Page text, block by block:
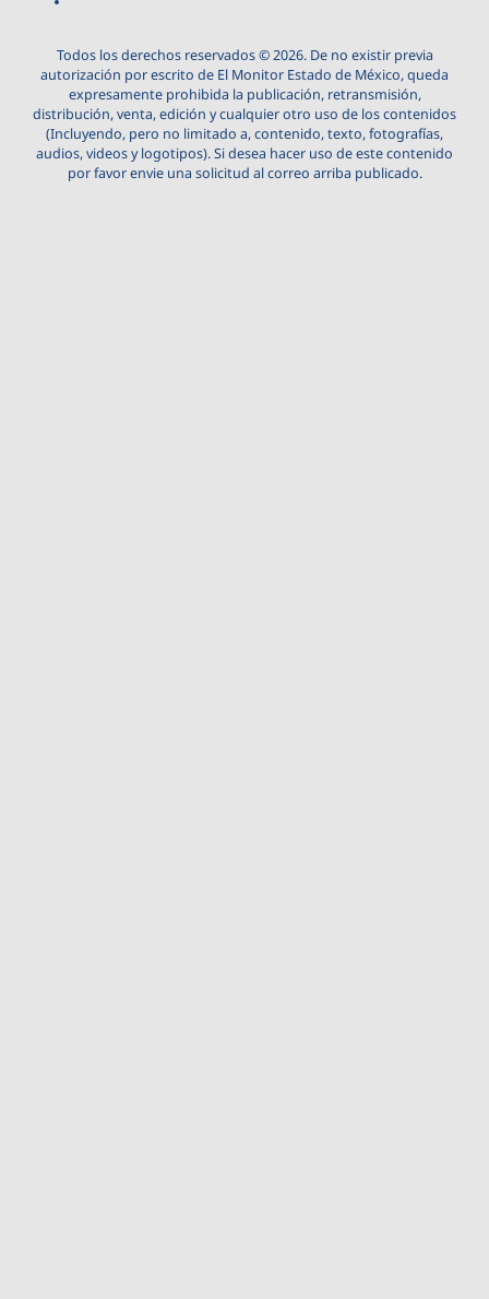
Todos los derechos reservados © 2026. De no existir previa
autorización por escrito de El Monitor Estado de México, queda
expresamente prohibida la publicación, retransmisión,
distribución, venta, edición y cualquier otro uso de los contenidos
(Incluyendo, pero no limitado a, contenido, texto, fotografías,
audios, videos y logotipos). Si desea hacer uso de este contenido
por favor envie una solicitud al correo arriba publicado.